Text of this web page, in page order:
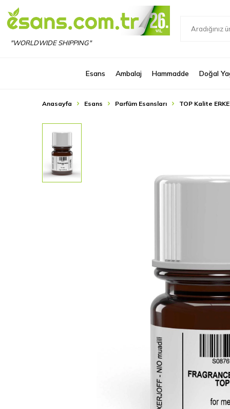
"WORLDWIDE SHIPPING"
Esans Ambalaj Hammadde Doğal
Anasayfa Esans Parfüm Esansları TOP Kalite